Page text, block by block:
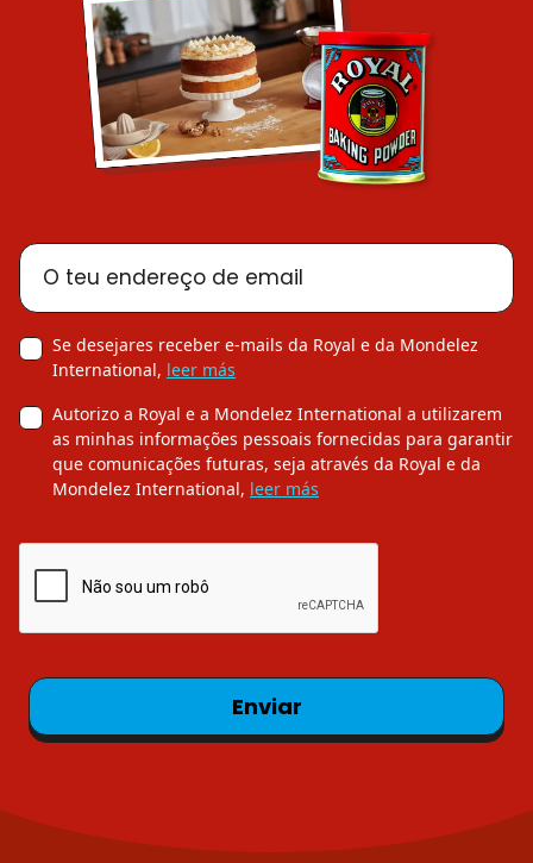
O teu endereço de email
Se desejares receber e-mails da Royal e da Mondelez
International, leer más
Autorizo a Royal e a Mondelez International a utilizarem
as minhas informações pessoais fornecidas para garantir
que comunicações futuras, seja através da Royal e da
Mondelez International, leer más
Enviar